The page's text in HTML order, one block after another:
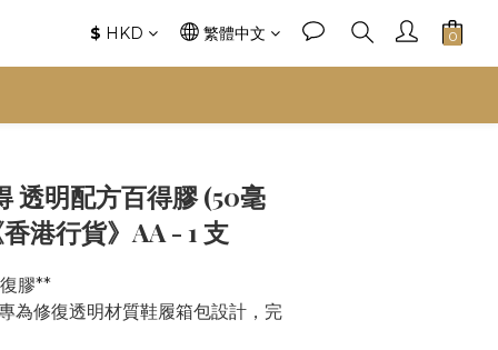
$ HKD 繁體中文
透明配方百得膠 (50毫
港行貨》AA - 1 支
膠**
為修復透明材質鞋履箱包設計，完